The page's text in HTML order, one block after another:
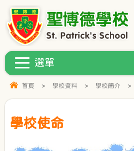
首頁 > 學校資料 > 學校簡介 >
學校使命